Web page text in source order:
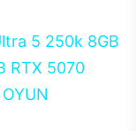
5 250k 8GB
RTX 5070